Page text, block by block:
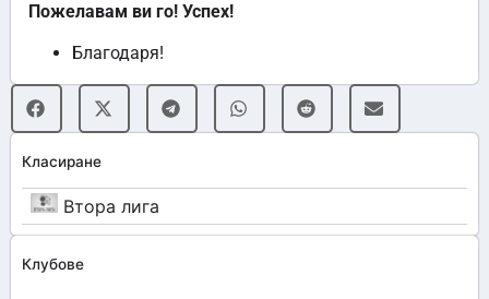
Класиране
Втора лига
Клубове
Пожелавам ви го! Успех!
Благодаря!